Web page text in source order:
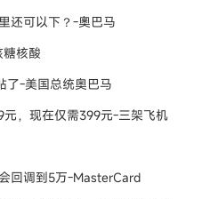
还可以下？-奧巴马
核酸
了-美国总统奥巴马
，现在仅需399元-三架飞机
回调到5万-MasterCard